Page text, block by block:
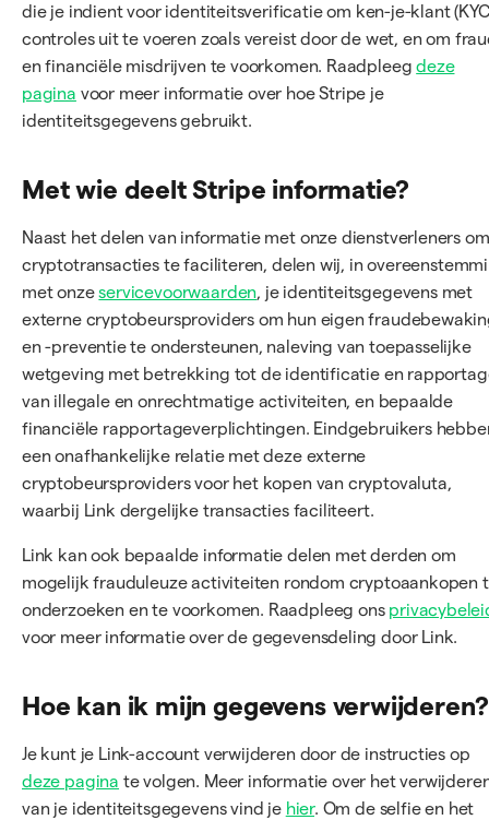
die je indient voor identiteitsverificatie om ken-je-klant
controles uit te voeren zoals vereist door de wet, en om
en financiële misdrijven te voorkomen. Raadpleegdeze
pagina voor meer informatie over hoe Stripe je
identiteitsgegevens gebruikt.
Met wie deelt Stripe informatie?
Naast het delen van informatie met onze dienstverleners
cryptotransacties te faciliteren, delen wij, in
met onzeservicevoorwaarden, je identiteitsgegevens met
externe cryptobeursproviders om hun eigen
en -preventie te ondersteunen, naleving van toepasselijke
wetgeving met betrekking tot de identificatie en
van illegale en onrechtmatige activiteiten, en bepaalde
financiële rapportageverplichtingen. Eindgebruikers
een onafhankelijke relatie met deze externe
cryptobeursproviders voor het kopen van cryptovaluta,
waarbij Link dergelijke transacties faciliteert.
Link kan ook bepaalde informatie delen met derden om
mogelijk frauduleuze activiteiten rondom cryptoaankopen
onderzoeken en te voorkomen. Raadpleeg ons
voor meer informatie over de gegevensdeling door Link.
Hoe kan ik mijn gegevens verwijderen?
Je kunt je Link-account verwijderen door de instructies op
deze pagina te volgen. Meer informatie over het
van je identiteitsgegevens vind je hier. Om de selfie en het